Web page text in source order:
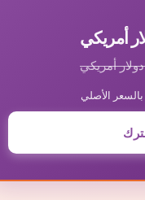
أمريكي
دولار أمريكي
الأصلي